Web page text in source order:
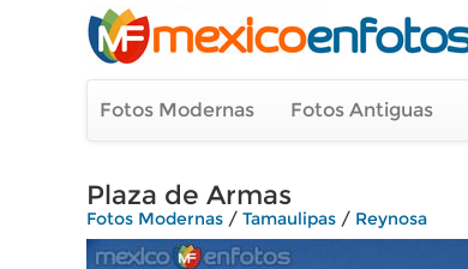
Fotos Modernas Fotos Antiguas
Plaza de Armas
Fotos Modernas / Tamaulipas / Reynosa